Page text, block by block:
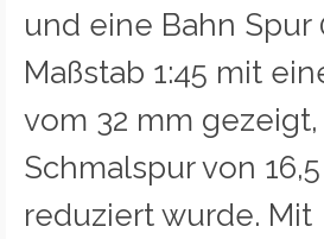
und eine Bahn Spur
Maßstab 1:45 mit
vom 32 mm
Schmalspur von
reduziert wurde. Mit